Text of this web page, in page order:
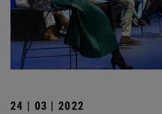
24 | 03 | 2022